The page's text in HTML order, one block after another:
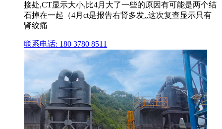
接处,CT显示大小,比4月大了一些的原因有可能是两个结
石掉在一起（4月ct是报告右肾多发,,这次复查显示只有
肾绞痛
联系电话: 180 3780 8511